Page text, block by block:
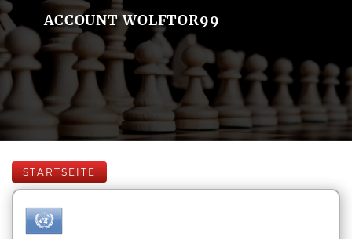
ACCOUNT WOLFTOR99
STARTSEITE